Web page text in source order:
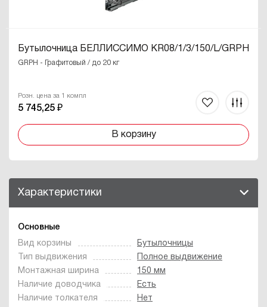
Бутылочница БЕЛЛИССИМО KR08/1/3/150/L/GRPH
GRPH - Графитовый / до 20 кг
Розн. цена за 1 компл
5 745,25 ₽
В корзину
Характеристики
Основные
Вид корзины
Бутылочницы
Тип выдвижения
Полное выдвижение
Монтажная ширина
150 мм
Наличие доводчика
Есть
Наличие толкателя
Нет